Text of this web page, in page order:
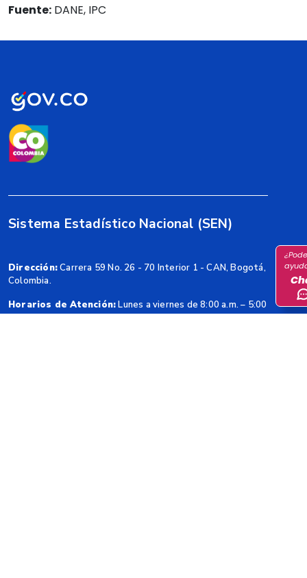
Fuente: DANE, IPC
Sistema Estadístico Nacional (SEN)
Dirección:Carrera 59 No. 26 - 70 Interior 1 - CAN, Bogotá,
Colombia.
Horarios de Atención:Lunes a viernes de 8:00 a.m. – 5:00